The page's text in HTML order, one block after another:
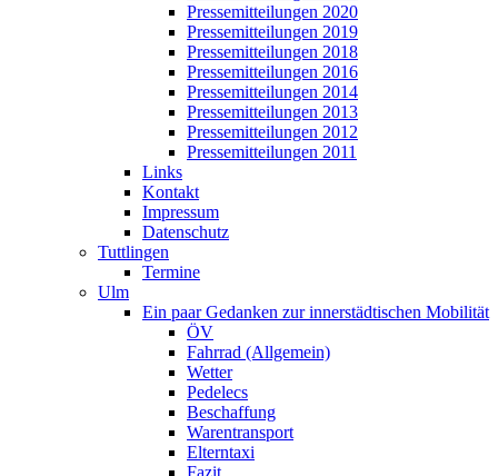
Pressemitteilungen 2020
Pressemitteilungen 2019
Pressemitteilungen 2018
Pressemitteilungen 2016
Pressemitteilungen 2014
Pressemitteilungen 2013
Pressemitteilungen 2012
Pressemitteilungen 2011
Links
Kontakt
Impressum
Datenschutz
Tuttlingen
Termine
Ulm
Ein paar Gedanken zur innerstädtischen Mobilität
ÖV
Fahrrad (Allgemein)
Wetter
Pedelecs
Beschaffung
Warentransport
Elterntaxi
Fazit